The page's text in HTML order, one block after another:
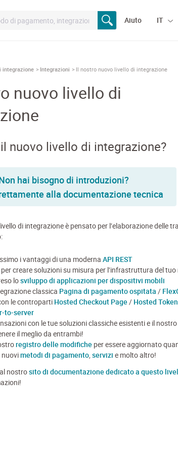
Aiuto IT
integrazione Integrazioni Il nostro nuovo livello di integrazione
nuovo livello di
nuovo livello di integrazione?
hai bisogno di introduzioni?
alla documentazione tecnica
di integrazione è pensato per l’elaborazione delle
i vantaggi di una moderna API REST
per creare soluzioni su misura per l’infrastruttura del tuo
losviluppo di applicazioni per dispositivi mobili
classica Pagina di pagamento ospitata /
le controparti Hosted Checkout Page / Hosted
to-server
con le tue soluzioni classiche esistenti e il
il meglio da entrambi!
registro delle modifiche per essere aggiornato
metodi di pagamento, servizi e molto altro!
nostrosito di documentazione dedicato a questo